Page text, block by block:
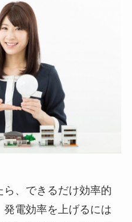
、できるだけ効率的
電効率を上げるには